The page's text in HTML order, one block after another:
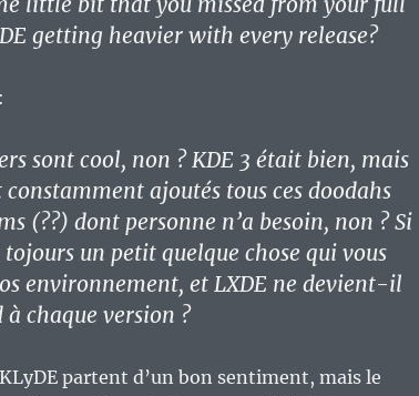
getting heavier with every release?
sont cool, non ? KDE 3 était bien, mais
constamment ajoutés tous ces doodahs
(??) dont personne n’a besoin, non ? Si
un petit quelque chose qui vous
environnement, et LXDE ne devient-il
à chaque version ?
partent d’un bon sentiment, mais le